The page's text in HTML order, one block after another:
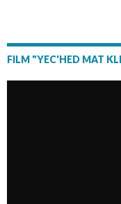
FILM "YEC'HED MAT